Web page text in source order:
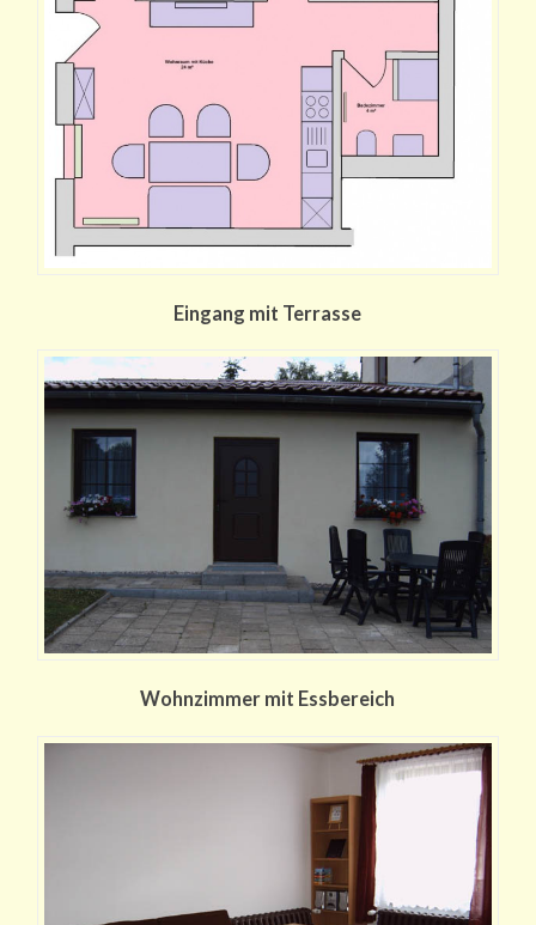
Eingang mit Terrasse
Wohnzimmer mit Essbereich